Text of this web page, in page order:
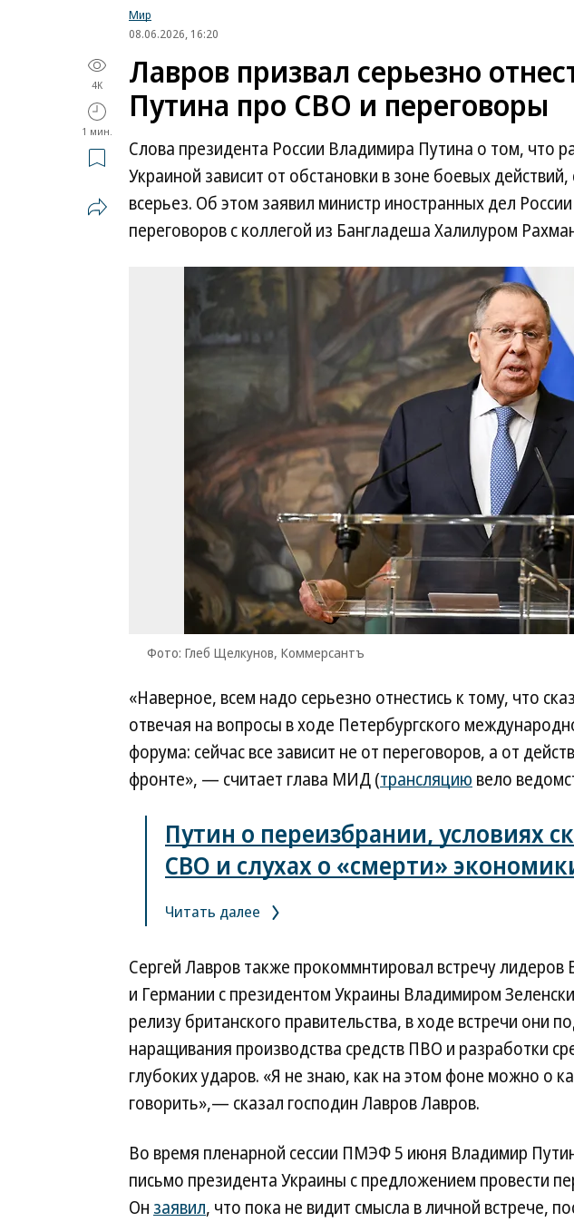
Мир
08.06.2026, 16:20
4K
1 мин.
Лавров призвал серьезно
Путина про СВО и переговоры
Слова президента России Владимира Путина о том, что
Украиной зависит от обстановки в зоне боевых
всерьез. Об этом заявил министр иностранных дел
переговоров с коллегой из Бангладеша Халилуром
Фото: Глеб Щелкунов, Коммерсантъ
«Наверное, всем надо серьезно отнестись к тому, что
отвечая на вопросы в ходе Петербургского
форума: сейчас все зависит не от переговоров, а от
фронте», — считает глава МИД (трансляцию вело
Путин о переизбрании, условиях
СВО и слухах о «смерти»
Читать далее
Сергей Лавров также прокоммнтировал встречу
и Германии с президентом Украины Владимиром
релизу британского правительства, в ходе встречи они
наращивания производства средств ПВО и разработки
глубоких ударов. «Я не знаю, как на этом фоне можно о
говорить»,— сказал господин Лавров Лавров.
Во время пленарной сессии ПМЭФ 5 июня Владимир
письмо президента Украины с предложением провести
Он заявил, что пока не видит смысла в личной встрече,